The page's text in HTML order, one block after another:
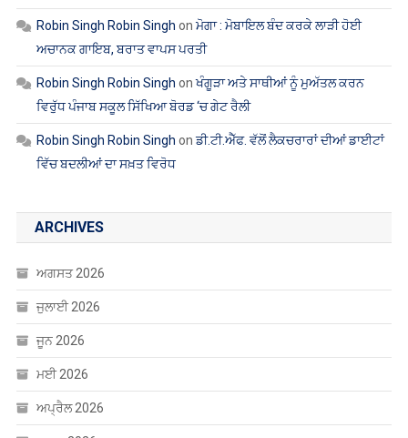
Robin Singh Robin Singh on ਮੋਗਾ : ਮੋਬਾਇਲ ਬੰਦ ਕਰਕੇ ਲਾੜੀ ਹੋਈ
ਅਚਾਨਕ ਗਾਇਬ, ਬਰਾਤ ਵਾਪਸ ਪਰਤੀ
Robin Singh Robin Singh onਖੰਗੂੜਾ ਅਤੇ ਸਾਥੀਆਂ ਨੂੰ ਮੁਅੱਤਲ ਕਰਨ
ਵਿਰੁੱਧ ਪੰਜਾਬ ਸਕੂਲ ਸਿੱਖਿਆ ਬੋਰਡ ‘ਚ ਗੇਟ ਰੈਲੀ
Robin Singh Robin Singh onਡੀ.ਟੀ.ਐੱਫ. ਵੱਲੋਂ ਲੈਕਚਰਾਰਾਂ ਦੀਆਂ ਡਾਈਟਾਂ
ਵਿੱਚ ਬਦਲੀਆਂ ਦਾ ਸਖ਼ਤ ਵਿਰੋਧ
ARCHIVES
ਅਗਸਤ 2026
ਜੁਲਾਈ 2026
ਜੂਨ 2026
ਮਈ 2026
ਅਪ੍ਰੈਲ 2026